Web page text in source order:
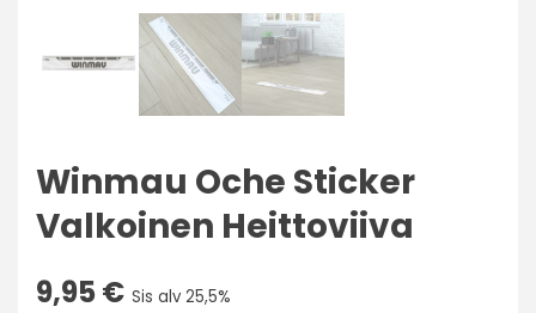
Winmau Oche Sticker
Valkoinen Heittoviiva
9,95€ Sis alv 25,5%